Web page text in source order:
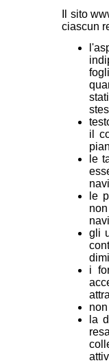
Il sito
ciascun
il
le
le
gli
i
la